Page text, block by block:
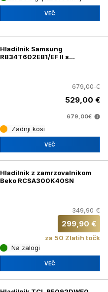
VEČ
Hladilnik Samsung
RB34T602EB1/EF II s
679,00 €
529,00 €
679,00€
Zadnji kosi
VEČ
Hladilnik z zamrzovalnikom
Beko RCSA300K40SN
349,90 €
299,90 €
za 50 Zlatih točk
Na zalogi
VEČ